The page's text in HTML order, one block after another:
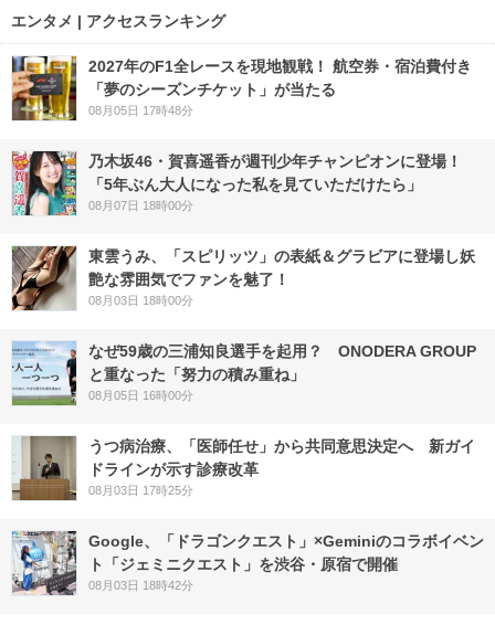
エンタメ | アクセスランキング
2027年のF1全レースを現地観戦！ 航空券・宿泊費付き
「夢のシーズンチケット」が当たる
08月05日 17時48分
乃木坂46・賀喜遥香が週刊少年チャンピオンに登場！
「5年ぶん大人になった私を見ていただけたら」
08月07日 18時00分
東雲うみ、「スピリッツ」の表紙＆グラビアに登場し妖
艶な雰囲気でファンを魅了！
08月03日 18時00分
なぜ59歳の三浦知良選手を起用？ ONODERA GROUP
と重なった「努力の積み重ね」
08月05日 16時00分
うつ病治療、「医師任せ」から共同意思決定へ 新ガイ
ドラインが示す診療改革
08月03日 17時25分
Google、「ドラゴンクエスト」×Geminiのコラボイベン
ト「ジェミニクエスト」を渋谷・原宿で開催
08月03日 18時42分